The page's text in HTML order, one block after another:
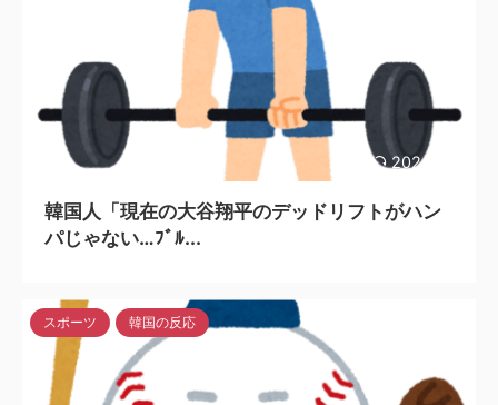
2024/5/6
韓国人「現在の大谷翔平のデッドリフトがハン
パじゃない…ﾌﾞﾙ...
スポーツ 韓国の反応